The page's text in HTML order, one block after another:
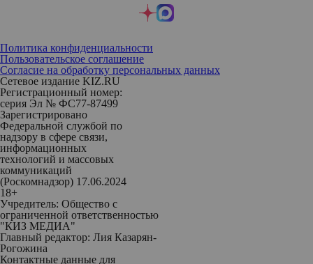
Политика конфиденциальности
Пользовательское соглашение
Согласие на обработку персональных данных
Сетевое издание KIZ.RU
Регистрационный номер:
серия Эл № ФС77-87499
Зарегистрировано
Федеральной службой по
надзору в сфере связи,
информационных
технологий и массовых
коммуникаций
(Роскомнадзор) 17.06.2024
18+
Учредитель: Общество с
ограниченной ответственностью
"КИЗ МЕДИА"
Главный редактор: Лия Казарян-
Рогожина
Контактные данные для